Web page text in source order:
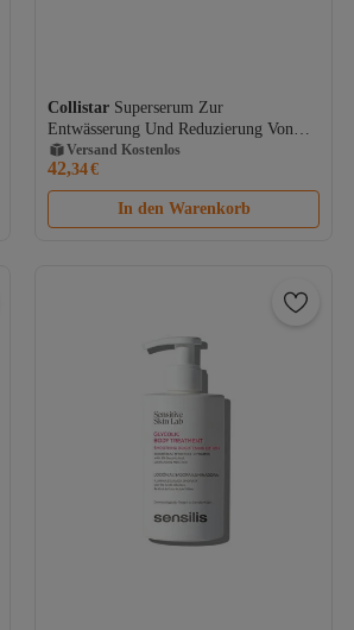
Collistar Superserum Zur
Entwässerung Und Reduzierung Von
Hautunreinheiten Tag Und Nacht 200
ml
Versand Kostenlos
Gratis Versand
Versand Kostenlos
42,34€
In den Warenkorb